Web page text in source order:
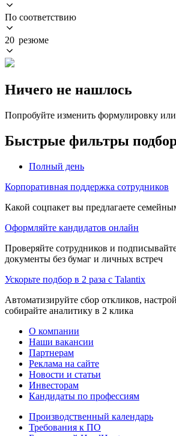
По соответствию
20 резюме
Ничего не нашлось
Попробуйте изменить формулировку
Быстрые фильтры
Полный день
Корпоративная поддержка сотрудников
Какой соцпакет вы предлагаете
Оформляйте кандидатов онлайн
Проверяйте сотрудников и
документы без бумаг и личных встреч
Ускорьте подбор в 2 раза с Talantix
Автоматизируйте сбор откликов,
собирайте аналитику в 2 клика
О компании
Наши вакансии
Партнерам
Реклама на сайте
Новости и статьи
Инвесторам
Кандидаты по профессиям
Производственный календарь
Требования к ПО